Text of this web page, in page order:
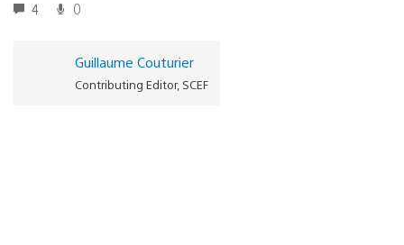
4 0
Guillaume Couturier
Contributing Editor, SCEF